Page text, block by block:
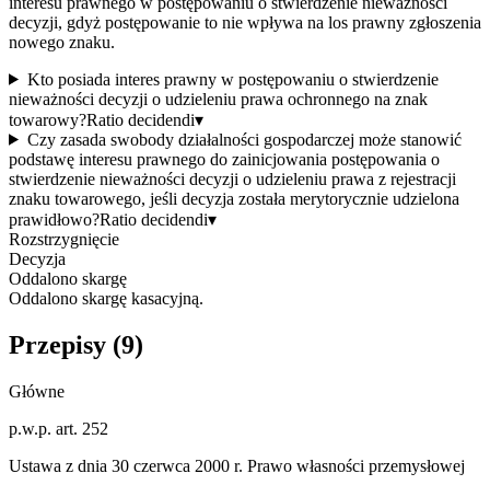
decyzji, gdyż postępowanie to nie wpływa na los prawny zgłoszenia
nowego znaku.
Kto posiada interes prawny w postępowaniu o stwierdzenie
nieważności decyzji o udzieleniu prawa ochronnego na znak
towarowy?Ratio decidendi▾
Czy zasada swobody działalności gospodarczej może stanowić
podstawę interesu prawnego do zainicjowania postępowania o
stwierdzenie nieważności decyzji o udzieleniu prawa z rejestracji
znaku towarowego, jeśli decyzja została merytorycznie udzielona
prawidłowo?Ratio decidendi▾
Rozstrzygnięcie
Decyzja
Oddalono skargę
Oddalono skargę kasacyjną.
Przepisy (9)
Główne
p.w.p. art. 252
Ustawa z dnia 30 czerwca 2000 r. Prawo własności przemysłowej